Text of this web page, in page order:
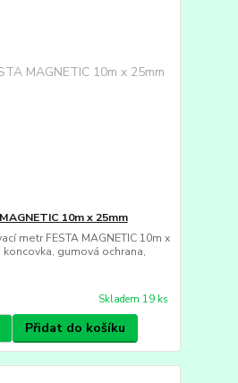
10m x 25mm
metr FESTA MAGNETIC 10m x
gumová ochrana,
Skladem 19 ks
Přidat do košíku